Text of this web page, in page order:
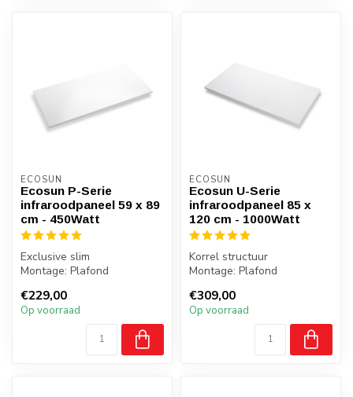
ECOSUN
Ecosun P-Serie
infraroodpaneel 59 x 89
cm - 450Watt
Exclusive slim
Montage: Plafond
Badkamer: Ja, zone 2,3
€229,00
Op voorraad
ECOSUN
Ecosun U-Serie
infraroodpaneel 85 x
120 cm - 1000Watt
Korrel structuur
Montage: Plafond
Badkamer: Ja, zone 2,3
€309,00
Op voorraad